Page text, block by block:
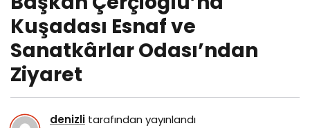
Kuşadası Esnaf ve
Sanatkârlar Odası’ndan
Ziyaret
denizli tarafından yayınlandı